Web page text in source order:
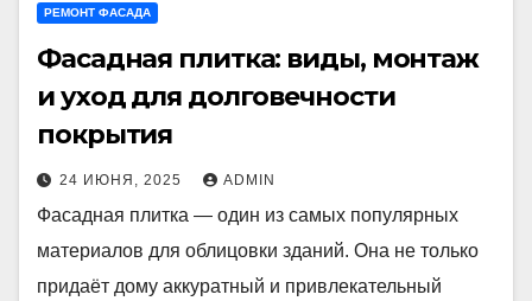
РЕМОНТ ФАСАДА
Фасадная плитка: виды, монтаж
и уход для долговечности
покрытия
24 ИЮНЯ, 2025 ADMIN
Фасадная плитка — один из самых популярных
материалов для облицовки зданий. Она не только
придаёт дому аккуратный и привлекательный